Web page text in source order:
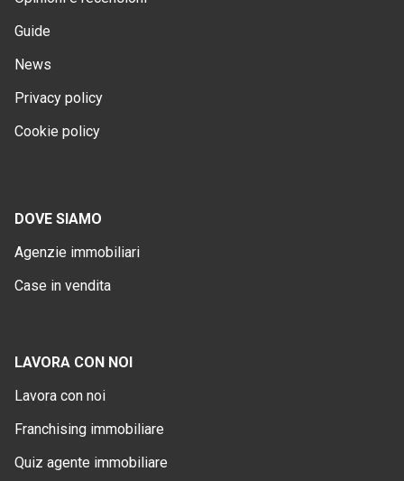
Guide
News
Privacy policy
Cookie policy
DOVE SIAMO
Agenzie immobiliari
Case in vendita
LAVORA CON NOI
Lavora con noi
Franchising immobiliare
Quiz agente immobiliare